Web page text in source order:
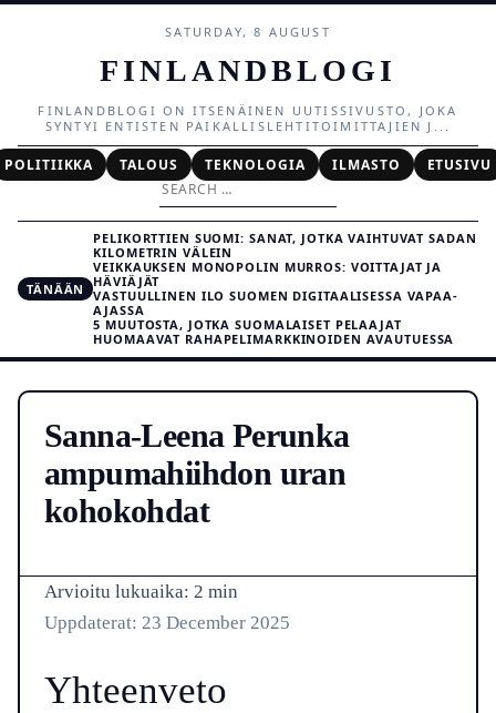
SATURDAY, 8 AUGUST
FINLANDBLOGI
FINLANDBLOGI ON ITSENÄINEN UUTISSIVUSTO, JOKA
SYNTYI ENTISTEN PAIKALLISLEHTITOIMITTAJIEN J...
POLITIIKKA TALOUS TEKNOLOGIA ILMASTO ETUSIVU
Search
for:
TÄNÄÄN
PELIKORTTIEN SUOMI: SANAT, JOTKA VAIHTUVAT SADAN
KILOMETRIN VÄLEIN
VEIKKAUKSEN MONOPOLIN MURROS: VOITTAJAT JA
HÄVIÄJÄT
VASTUULLINEN ILO SUOMEN DIGITAALISESSA VAPAA-
AJASSA
5 MUUTOSTA, JOTKA SUOMALAISET PELAAJAT
HUOMAAVAT RAHAPELIMARKKINOIDEN AVAUTUESSA
Sanna-Leena Perunka
ampumahiihdon uran
kohokohdat
Arvioitu lukuaika: 2 min
Uppdaterat: 23 December 2025
Yhteenveto